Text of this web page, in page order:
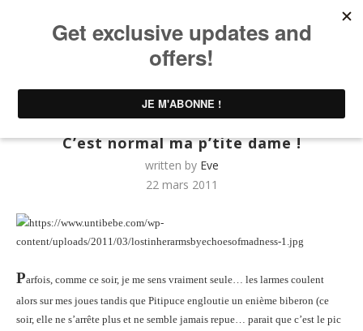
UNTIBEBE FAMILY | Famille & Lifestyle
UNTIBEBE FAMILY | Famille & Lifestyle
C’est normal ma p’tite dame !
written by Eve
22 mars 2011
Parfois, comme ce soir, je me sens vraiment seule… les larmes coulent
alors sur mes joues tandis que Pitipuce engloutie un enième biberon (ce
soir, elle ne s’arrête plus et ne semble jamais repue… parait que c’est le pic